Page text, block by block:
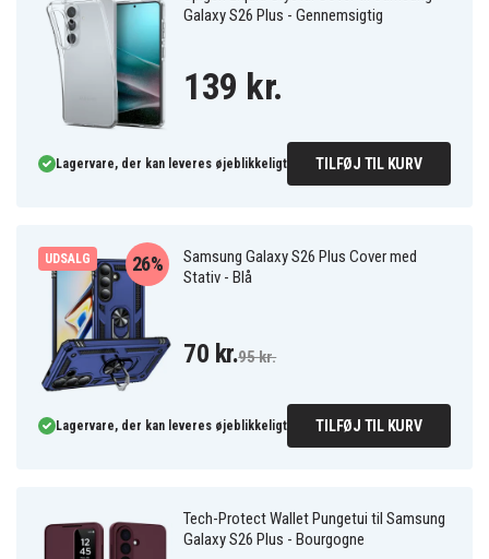
Galaxy S26 Plus - Gennemsigtig
139 kr.
Lagervare, der kan leveres øjeblikkeligt TILFØJ TIL KURV
UDSALG
Samsung Galaxy S26 Plus Cover med
Stativ - Blå
26%
70 kr.95 kr.
Lagervare, der kan leveres øjeblikkeligt TILFØJ TIL KURV
Tech-Protect Wallet Pungetui til Samsung
Galaxy S26 Plus - Bourgogne